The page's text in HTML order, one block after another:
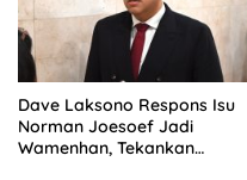
Dave Laksono Respons Isu
Norman Joesoef Jadi
Wamenhan, Tekankan